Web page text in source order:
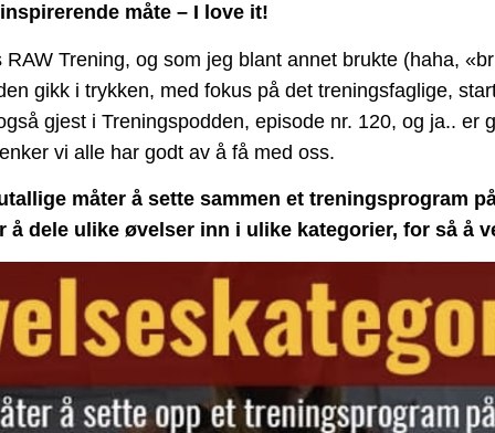
måte – I love it!
Trening, og som jeg blant annet brukte (haha,
gikk i trykken, med fokus på det treningsfaglige,
gjest i Treningspodden, episode nr. 120, og ja.. er
vi alle har godt av å få med oss.
måter å sette sammen et treningsprogram
å dele ulike øvelser inn i ulike kategorier, for så å